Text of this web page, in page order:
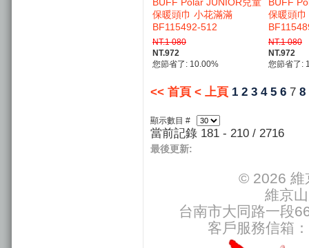
保暖頭巾 小花滿滿
BF115492-512
NT.1 080
NT.972
您節省了: 10.00%
保暖頭
NT.1 080
NT.972
您節省了:
<< 首頁 < 上頁 1 2 3 4 5 6 7 8
顯示數目 #
當前記錄 181 - 210 / 2716
最後更新:
© 2026 維
維京
台南市大同路一段
客戶服務信箱：